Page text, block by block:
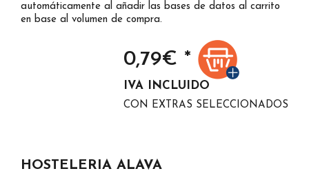
automáticamente al añadir las bases de datos al carrito
en base al volumen de compra.
0,79€ *
IVA INCLUIDO
CON EXTRAS SELECCIONADOS
HOSTELERIA ALAVA